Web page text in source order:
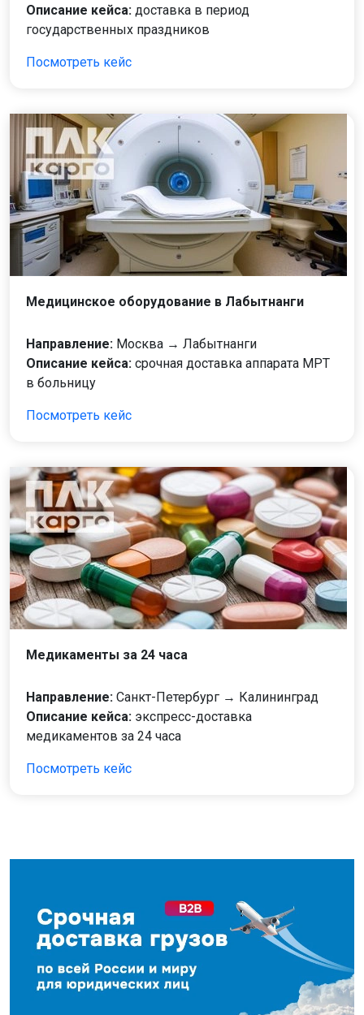
Описание кейса: доставка в период
государственных праздников
Посмотреть кейс
Медицинское оборудование в Лабытнанги
Направление: Москва → Лабытнанги
Описание кейса: срочная доставка аппарата МРТ
в больницу
Посмотреть кейс
Медикаменты за 24 часа
Направление: Санкт-Петербург → Калининград
Описание кейса: экспресс-доставка
медикаментов за 24 часа
Посмотреть кейс